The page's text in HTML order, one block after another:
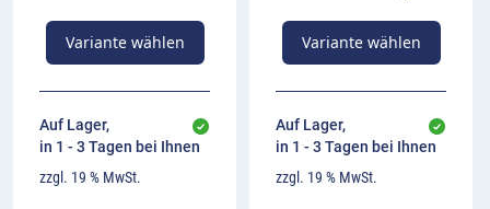
Variante wählen
Auf Lager,
in 1 - 3 Tagen bei Ihnen
zzgl. 19 % MwSt.
Variante wählen
Auf Lager,
in 1 - 3 Tagen bei Ihnen
zzgl. 19 % MwSt.